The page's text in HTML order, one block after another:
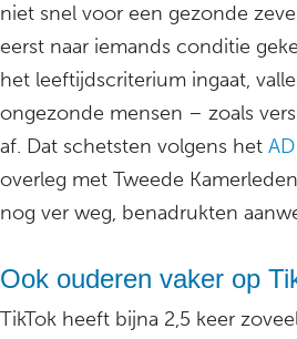
niet snel voor een gezonde
eerst naar iemands conditie
het leeftijdscriterium ingaat,
ongezonde mensen – zoals
af. Dat schetsten volgens het AD
overleg met Tweede
nog ver weg, benadrukten
Ook ouderen vaker op
TikTok heeft bijna 2,5 keer